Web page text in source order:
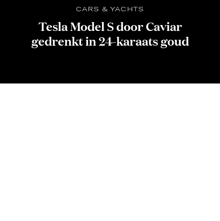
CARS & YACHTS
Tesla Model S door Caviar
gedrenkt in 24-karaats goud